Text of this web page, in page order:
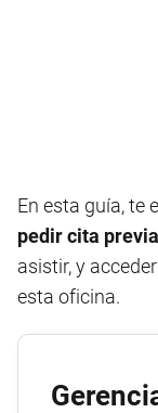
En esta guía, te
pedir cita previa
asistir, y
esta oficina.